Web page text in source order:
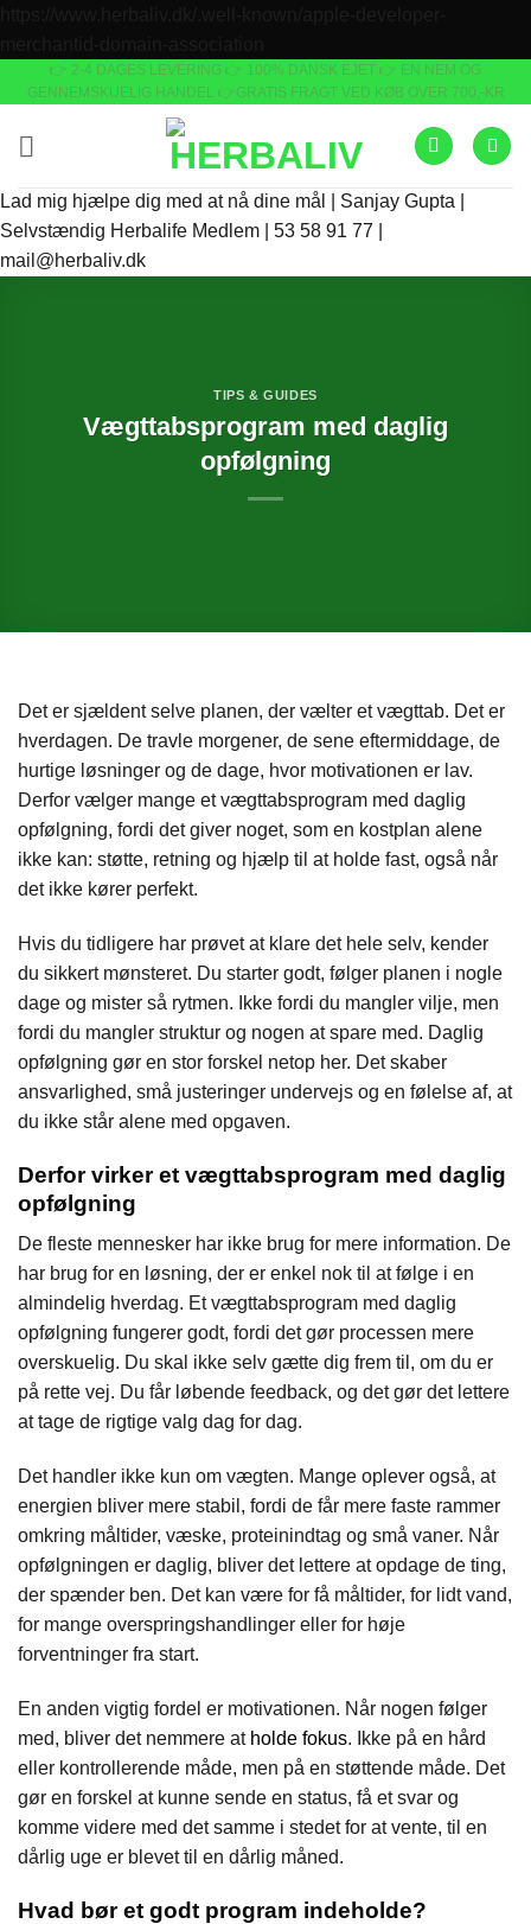
til
indhold
👉 2-4 DAGES LEVERING 👉 100% DANSK EJET 👉 EN NEM OG
GENNEMSKUELIG HANDEL 👉GRATIS FRAGT VED KØB OVER 700,-KR
Lad mig hjælpe dig med at nå dine mål | Sanjay Gupta |
Selvstændig Herbalife Medlem | 53 58 91 77 |
mail@herbaliv.dk
TIPS & GUIDES
Vægttabsprogram med daglig
opfølgning
Det er sjældent selve planen, der vælter et vægttab. Det er
hverdagen. De travle morgener, de sene eftermiddage, de
hurtige løsninger og de dage, hvor motivationen er lav.
Derfor vælger mange et vægttabsprogram med daglig
opfølgning, fordi det giver noget, som en kostplan alene
ikke kan: støtte, retning og hjælp til at holde fast, også når
det ikke kører perfekt.
Hvis du tidligere har prøvet at klare det hele selv, kender
du sikkert mønsteret. Du starter godt, følger planen i nogle
dage og mister så rytmen. Ikke fordi du mangler vilje, men
fordi du mangler struktur og nogen at spare med. Daglig
opfølgning gør en stor forskel netop her. Det skaber
ansvarlighed, små justeringer undervejs og en følelse af, at
du ikke står alene med opgaven.
Derfor virker et vægttabsprogram med daglig
opfølgning
De fleste mennesker har ikke brug for mere information. De
har brug for en løsning, der er enkel nok til at følge i en
almindelig hverdag. Et vægttabsprogram med daglig
opfølgning fungerer godt, fordi det gør processen mere
overskuelig. Du skal ikke selv gætte dig frem til, om du er
på rette vej. Du får løbende feedback, og det gør det lettere
at tage de rigtige valg dag for dag.
Det handler ikke kun om vægten. Mange oplever også, at
energien bliver mere stabil, fordi de får mere faste rammer
omkring måltider, væske, proteinindtag og små vaner. Når
opfølgningen er daglig, bliver det lettere at opdage de ting,
der spænder ben. Det kan være for få måltider, for lidt vand,
for mange overspringshandlinger eller for høje
forventninger fra start.
En anden vigtig fordel er motivationen. Når nogen følger
med, bliver det nemmere at holde fokus. Ikke på en hård
eller kontrollerende måde, men på en støttende måde. Det
gør en forskel at kunne sende en status, få et svar og
komme videre med det samme i stedet for at vente, til en
dårlig uge er blevet til en dårlig måned.
Hvad bør et godt program indeholde?